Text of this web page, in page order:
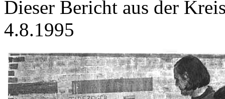
Dieser Bericht aus der
4.8.1995